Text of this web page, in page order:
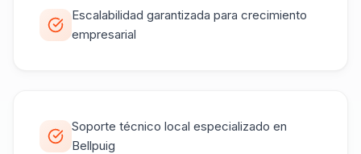
Escalabilidad garantizada para crecimiento
empresarial
Soporte técnico local especializado en
Bellpuig